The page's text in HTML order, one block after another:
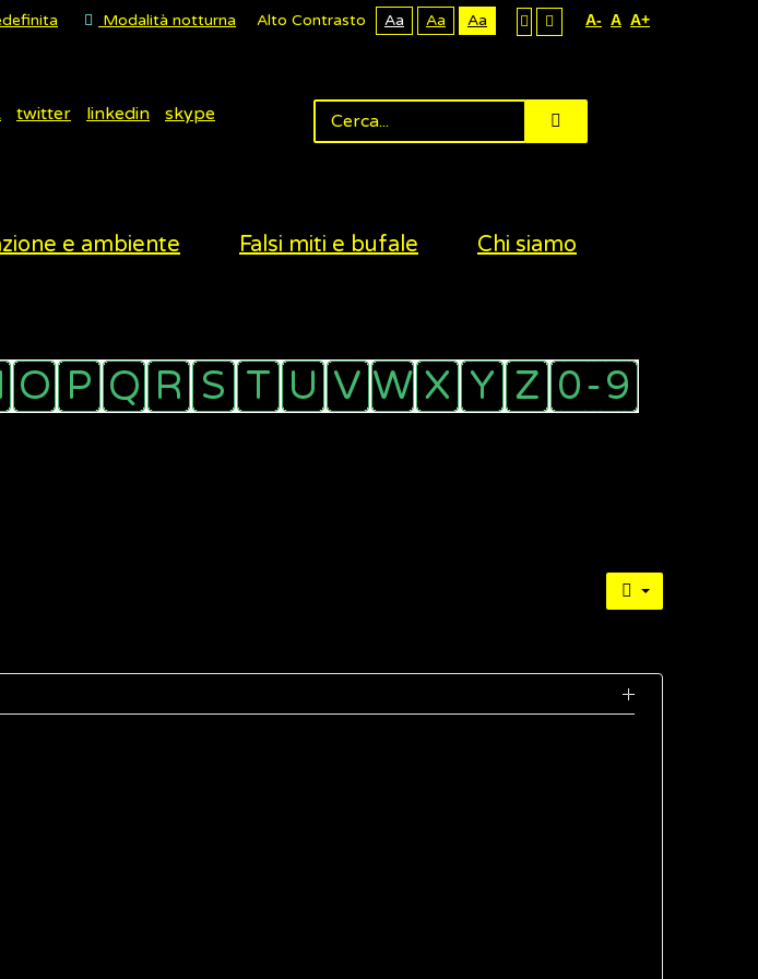
Modalità notturna Alto Contrasto Aa Aa Aa A- A A+
twitter linkedin skype
e ambiente Falsi miti e bufale Chi siamo